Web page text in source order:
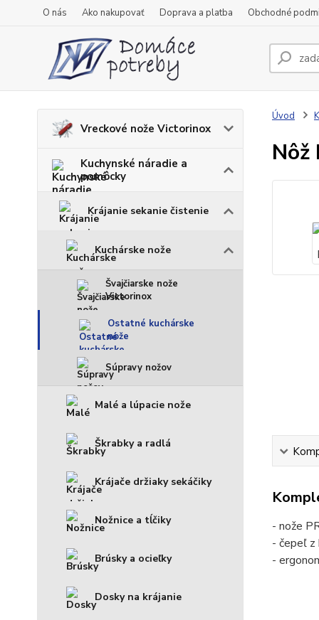
O nás Ako nakupovať Doprava a platba Obchodné
Vreckové nože Victorinox
Kuchynské náradie a
pomôcky
Krájanie sekanie čistenie
Kuchárske nože
Švajčiarske nože
Victorinox
Ostatné kuchárske
nože
Súpravy nožov
Malé a lúpacie nože
Škrabky a radlá
Krájače držiaky sekáčiky
Nožnice a tĺčiky
Brúsky a ocieľky
Dosky na krájanie
Úvod
Nôž
- nože
- čepeľ z
-